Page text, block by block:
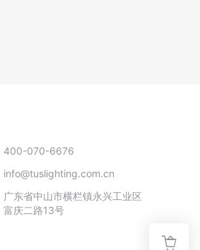
400-070-6676
info@tuslighting.com.cn
广东省中山市横栏镇永兴工业区
富庆二路13号